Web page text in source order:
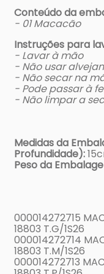
Conteúdo da
- 01 Macacão
Instruções para
- Lavar à mão
- Não usar
- Não secar na
- Pode passar à
- Não limpar a
Medidas da
Profundidade):
Peso da
000014272715
18803 T.G/1S26
000014272714
18803 T.M/1S26
000014272713